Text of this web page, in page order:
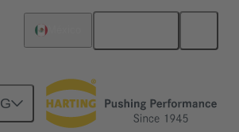
especiales